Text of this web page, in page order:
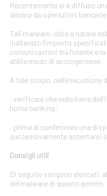
Recentemente si è diffuso
denaro da operazioni
Tali malware, oltre a rubare
inalterato l’importo
comunicazioni tra l’utente e
abbia modo di accorgersene.
A tale scopo,
· verificare che nella barra
home banking;
· prima di confermare una
successivamente accertarsi
Consigli utili
Di seguito vengono elencati
del malware di questo genere.